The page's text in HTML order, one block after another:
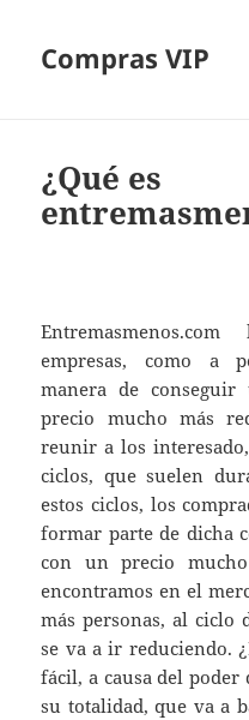
Compras VIP
¿Qué es
empresas, como a
manera de
precio mucho más
reunir a los
ciclos, que suelen
estos ciclos, los
formar parte de dicha
con un precio
encontramos en el
más personas, al ciclo
se va a ir reduciendo.
fácil, a causa del
su totalidad, que va a